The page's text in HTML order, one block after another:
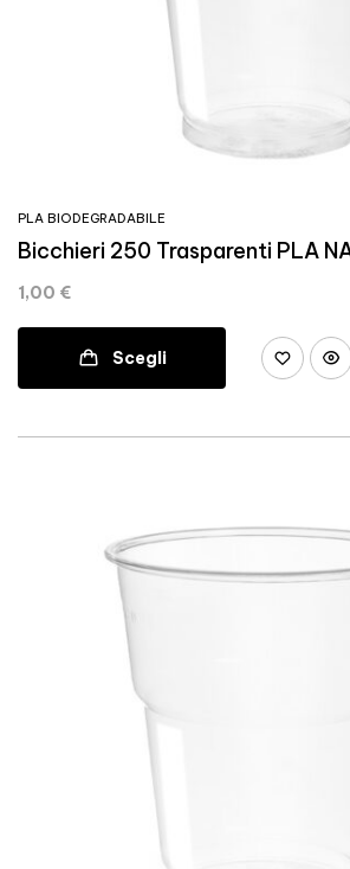
PLA BIODEGRADABILE
Bicchieri 250 Trasparenti PLA
1,00 €
Scegli